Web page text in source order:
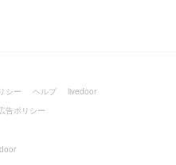
シー ヘルプ
livedoor
告ポリシー